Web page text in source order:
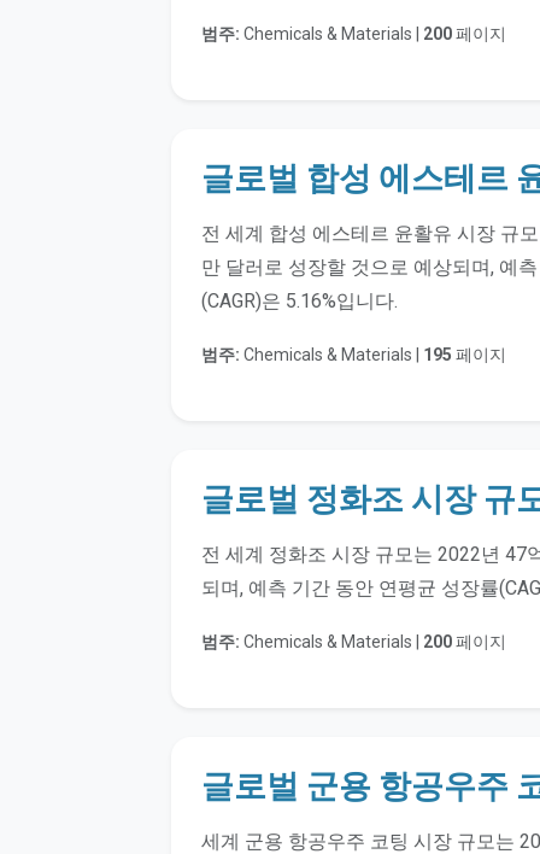
범주: Chemicals & Materials | 200페이지
글로벌 합성 에스테르
전 세계 합성 에스테르 윤활유 시장 규
만 달러로 성장할 것으로 예상되며, 예
(CAGR)은 5.16%입니다.
범주: Chemicals & Materials | 195 페이지
글로벌 정화조 시장 규
전 세계 정화조 시장 규모는 2022년 47
되며, 예측 기간 동안 연평균 성장률
범주: Chemicals & Materials | 200페이지
글로벌 군용 항공우주
세계 군용 항공우주 코팅 시장 규모는